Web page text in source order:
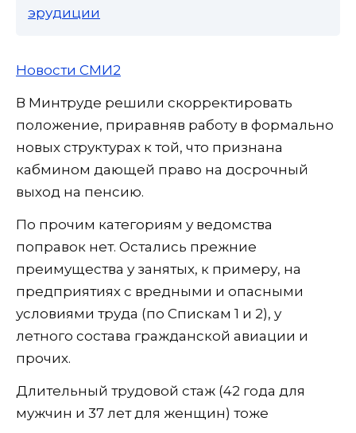
эрудиции
Новости СМИ2
В Минтруде решили скорректировать
положение, приравняв работу в формально
новых структурах к той, что признана
кабмином дающей право на досрочный
выход на пенсию.
По прочим категориям у ведомства
поправок нет. Остались прежние
преимущества у занятых, к примеру, на
предприятиях с вредными и опасными
условиями труда (по Спискам 1 и 2), у
летного состава гражданской авиации и
прочих.
Длительный трудовой стаж (42 года для
мужчин и 37 лет для женщин) тоже